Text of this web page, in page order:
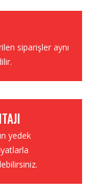
siparişler aynı
yedek